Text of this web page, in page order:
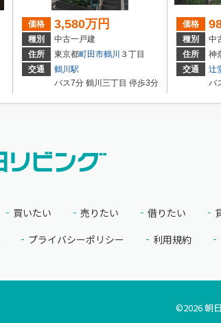
価格 3,580万円
種別
中古一戸建
住所
東京都町田市鶴川 ３丁目
交通
鶴川駅
バス7分 鶴川三丁目 停歩3分
価格
種別
中
住所
神
交通
辻
バ
買いたい 売りたい 借りたい
プライバシーポリシー 利用規約
©2026朝